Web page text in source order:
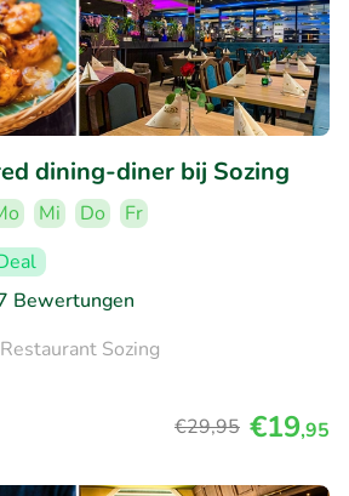
dining-diner bij Sozing
Mi Do
Fr
Bewertungen
Sozing
€29,95 €19,95